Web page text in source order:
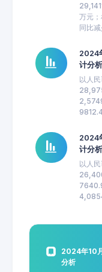
万元
同比
2024
计分析
以人
2024
计分析
以人
2024年10
分析